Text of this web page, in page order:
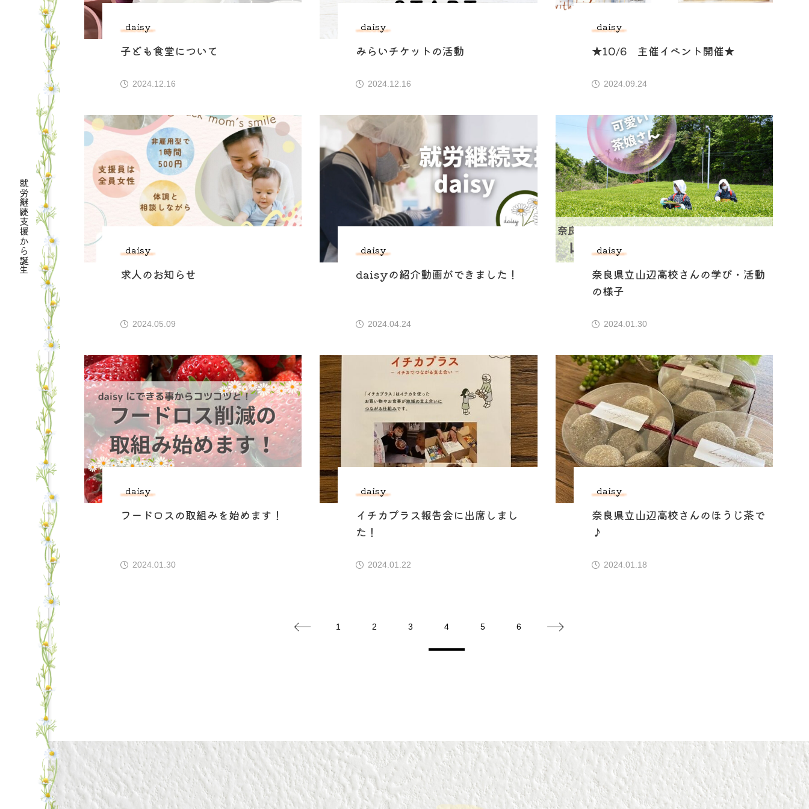
就労継続支援から誕生
daisy
子ども食堂について
2024.12.16
daisy
みらいチケットの活動
2024.12.16
daisy
★10/6 主催イベント開催★
2024.09.24
daisy
求人のお知らせ
2024.05.09
daisy
daisyの紹介動画ができました！
2024.04.24
daisy
奈良県立山辺高校さんの学び・活動
の様子
2024.01.30
daisy
フードロスの取組みを始めます！
2024.01.30
daisy
イチカプラス報告会に出席しまし
た！
2024.01.22
daisy
奈良県立山辺高校さんのほうじ茶で
♪
2024.01.18
1 2 3 4 5 6